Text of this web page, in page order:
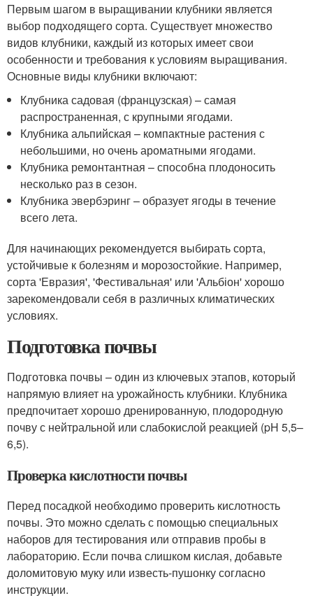
Первым шагом в выращивании клубники является
выбор подходящего сорта. Существует множество
видов клубники, каждый из которых имеет свои
особенности и требования к условиям выращивания.
Основные виды клубники включают:
Клубника садовая (французская) – самая
распространенная, с крупными ягодами.
Клубника альпийская – компактные растения с
небольшими, но очень ароматными ягодами.
Клубника ремонтантная – способна плодоносить
несколько раз в сезон.
Клубника эвербэринг – образует ягоды в течение
всего лета.
Для начинающих рекомендуется выбирать сорта,
устойчивые к болезням и морозостойкие. Например,
сорта 'Евразия', 'Фестивальная' или 'Альбіон' хорошо
зарекомендовали себя в различных климатических
условиях.
Подготовка почвы
Подготовка почвы – один из ключевых этапов, который
напрямую влияет на урожайность клубники. Клубника
предпочитает хорошо дренированную, плодородную
почву с нейтральной или слабокислой реакцией (pH 5,5–
6,5).
Проверка кислотности почвы
Перед посадкой необходимо проверить кислотность
почвы. Это можно сделать с помощью специальных
наборов для тестирования или отправив пробы в
лабораторию. Если почва слишком кислая, добавьте
доломитовую муку или известь-пушонку согласно
инструкции.